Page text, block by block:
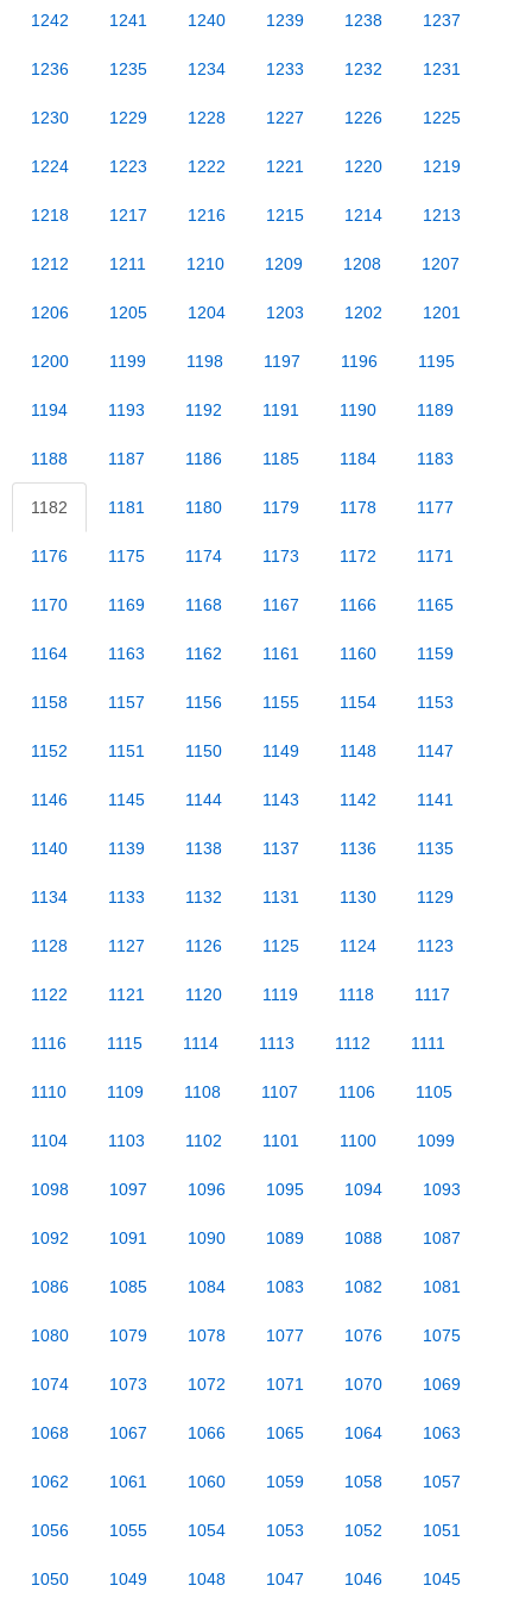
1242 1241 1240 1239 1238 1237
1236 1235 1234 1233 1232 1231
1230 1229 1228 1227 1226 1225
1224 1223 1222 1221 1220 1219
1218 1217 1216 1215 1214 1213
1212 1211 1210 1209 1208 1207
1206 1205 1204 1203 1202 1201
1200 1199 1198 1197 1196 1195
1194 1193 1192 1191 1190 1189
1188 1187 1186 1185 1184 1183
1182 1181 1180 1179 1178 1177
1176 1175 1174 1173 1172 1171
1170 1169 1168 1167 1166 1165
1164 1163 1162 1161 1160 1159
1158 1157 1156 1155 1154 1153
1152 1151 1150 1149 1148 1147
1146 1145 1144 1143 1142 1141
1140 1139 1138 1137 1136 1135
1134 1133 1132 1131 1130 1129
1128 1127 1126 1125 1124 1123
1122 1121 1120 1119 1118 1117
1116 1115 1114 1113 1112 1111
1110 1109 1108 1107 1106 1105
1104 1103 1102 1101 1100 1099
1098 1097 1096 1095 1094 1093
1092 1091 1090 1089 1088 1087
1086 1085 1084 1083 1082 1081
1080 1079 1078 1077 1076 1075
1074 1073 1072 1071 1070 1069
1068 1067 1066 1065 1064 1063
1062 1061 1060 1059 1058 1057
1056 1055 1054 1053 1052 1051
1050 1049 1048 1047 1046 1045